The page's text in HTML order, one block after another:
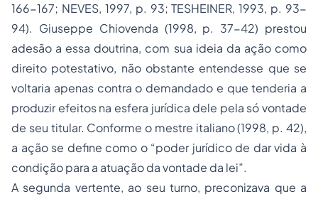
166-167; NEVES, 1997, p. 93; TESHEINER, 1993, p. 93-
94). Giuseppe Chiovenda (1998, p. 37-42) prestou
adesão a essa doutrina, com sua ideia da ação como
direito potestativo, não obstante entendesse que se
voltaria apenas contra o demandado e que tenderia a
produzir efeitos na esfera jurídica dele pela só vontade
de seu titular. Conforme o mestre italiano (1998, p. 42),
a ação se define como o “poder jurídico de dar vida à
condição para a atuação da vontade da lei”.
A segunda vertente, ao seu turno, preconizava que a